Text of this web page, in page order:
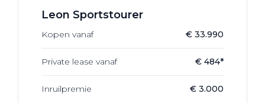
Leon Sportstourer
Kopen vanaf € 33.990
Private lease vanaf € 484*
Inruilpremie € 3.000